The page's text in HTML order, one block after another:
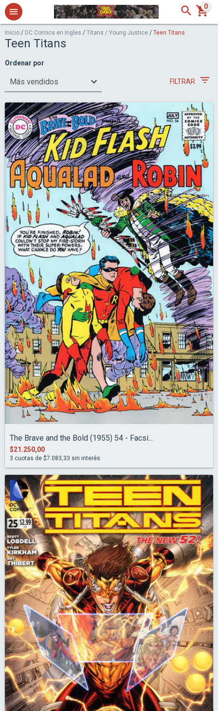
0
Inicio / DC Comics en Ingles / Titans / Young Justice / Teen Titans
Teen Titans
Ordenar por
FILTRAR
The Brave and the Bold (1955) 54 - Facsi...
$21.250,00
3 cuotas de $7.083,33 sin interés